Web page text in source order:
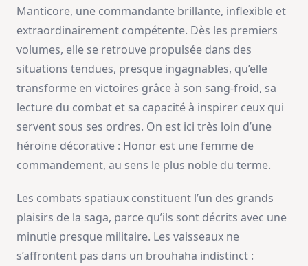
Manticore, une commandante brillante, inflexible et
extraordinairement compétente. Dès les premiers
volumes, elle se retrouve propulsée dans des
situations tendues, presque ingagnables, qu’elle
transforme en victoires grâce à son sang-froid, sa
lecture du combat et sa capacité à inspirer ceux qui
servent sous ses ordres. On est ici très loin d’une
héroïne décorative : Honor est une femme de
commandement, au sens le plus noble du terme.
Les combats spatiaux constituent l’un des grands
plaisirs de la saga, parce qu’ils sont décrits avec une
minutie presque militaire. Les vaisseaux ne
s’affrontent pas dans un brouhaha indistinct :